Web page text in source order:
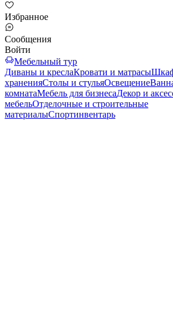
Избранное
Сообщения
Войти
Мебельный тур
Диваны и креслаКровати и матрасы
храненияСтолы и стульяОсвещение
комнатаМебель для бизнесаДекор и
мебельОтделочные и строительные
материалыСпортинвентарь